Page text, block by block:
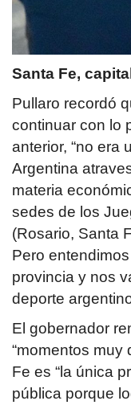
Santa Fe,
Pullaro recordó
continuar con lo
anterior, “no era
Argentina
materia
sedes de los
(Rosario, Santa
Pero
provincia y nos
deporte
El gobernador
“momentos muy
Fe es “la única
pública porque